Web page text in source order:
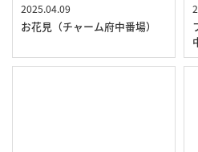
2025.04.09
お花見（チャーム府中番場）